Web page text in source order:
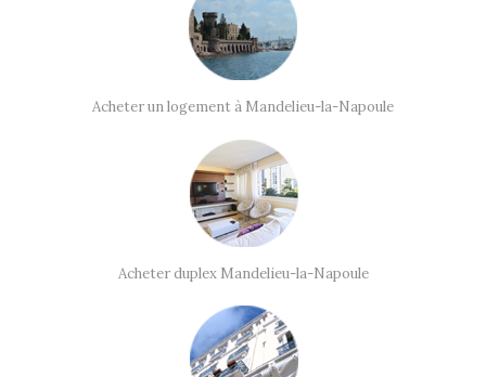
Acheter un logement à Mandelieu-la-Napoule
Acheter duplex Mandelieu-la-Napoule